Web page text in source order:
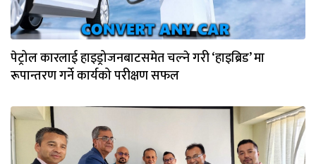
पेट्रोल कारलाई हाइड्रोजनबाटसमेत चल्ने गरी ‘हाइब्रिड’ मा
रूपान्तरण गर्ने कार्यको परीक्षण सफल